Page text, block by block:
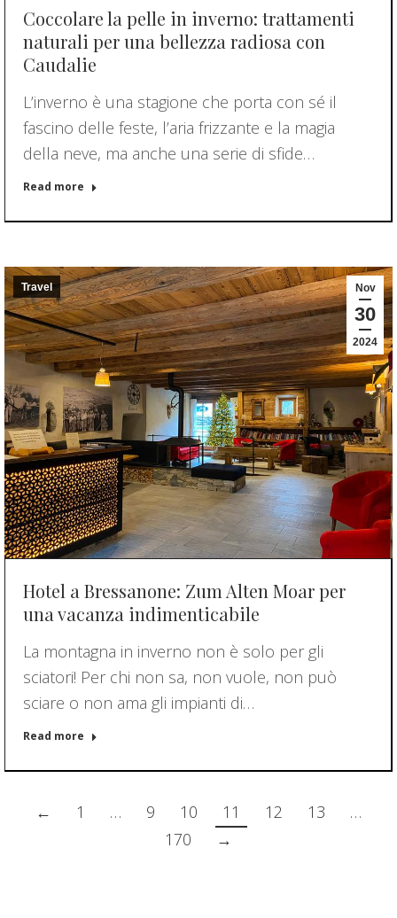
Coccolare la pelle in inverno: trattamenti
naturali per una bellezza radiosa con
Caudalie
L’inverno è una stagione che porta con sé il
fascino delle feste, l’aria frizzante e la magia
della neve, ma anche una serie di sfide…
Read more
Nov
30
2024
Travel
Hotel a Bressanone: Zum Alten Moar per
una vacanza indimenticabile
La montagna in inverno non è solo per gli
sciatori! Per chi non sa, non vuole, non può
sciare o non ama gli impianti di…
Read more
← 1 … 9 10 11 12 13
…
170
→